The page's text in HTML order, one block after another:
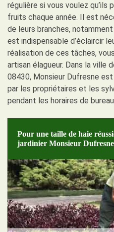
régulière si vous voulez qu’ils
fruits chaque année. Il est
de leurs branches,
est indispensable d’éclaircir
réalisation de ces tâches,
artisan élagueur. Dans la ville
08430, Monsieur Dufresne
par les propriétaires et les
pendant les horaires de
Pour une taille de haie
jardinier Monsieur Dufresne